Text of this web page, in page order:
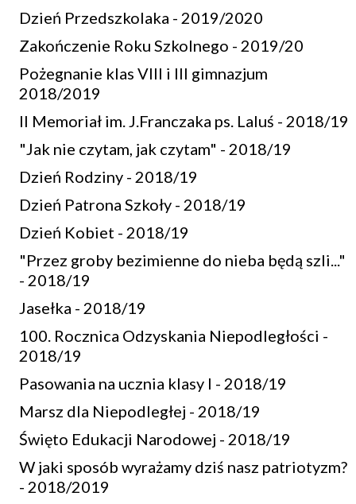
Dzień Przedszkolaka - 2019/2020
Zakończenie Roku Szkolnego - 2019/20
Pożegnanie klas VIII i III gimnazjum
2018/2019
II Memoriał im. J.Franczaka ps. Laluś - 2018/19
"Jak nie czytam, jak czytam" - 2018/19
Dzień Rodziny - 2018/19
Dzień Patrona Szkoły - 2018/19
Dzień Kobiet - 2018/19
"Przez groby bezimienne do nieba będą szli..."
- 2018/19
Jasełka - 2018/19
100. Rocznica Odzyskania Niepodległości -
2018/19
Pasowania na ucznia klasy I - 2018/19
Marsz dla Niepodległej - 2018/19
Święto Edukacji Narodowej - 2018/19
W jaki sposób wyrażamy dziś nasz patriotyzm?
- 2018/2019